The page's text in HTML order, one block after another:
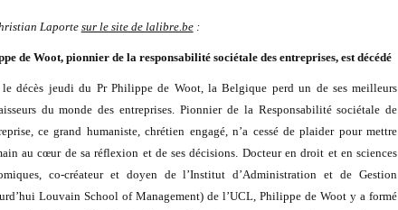
Laporte sur le site de lalibre.be:
de Woot, pionnier de la responsabilité sociétale des entreprises, est décédé
le décès jeudi du Pr Philippe de Woot, la Belgique perd un de ses meilleurs
du monde des entreprises. Pionnier de la Responsabilité sociétale de
ce grand humaniste, chrétien engagé, n’a cessé de plaider pour mettre
au cœur de sa réflexion et de ses décisions. Docteur en droit et en sciences
co-créateur et doyen de l’Institut d’Administration et de Gestion
Louvain School of Management) de l’UCL, Philippe de Woot y a formé